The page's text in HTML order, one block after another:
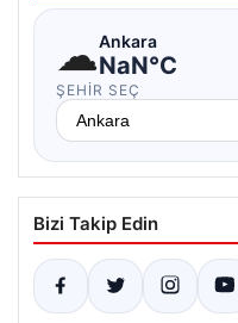
☁Ankara
NaN°C
ŞEHIR SEÇ
Bizi Takip Edin